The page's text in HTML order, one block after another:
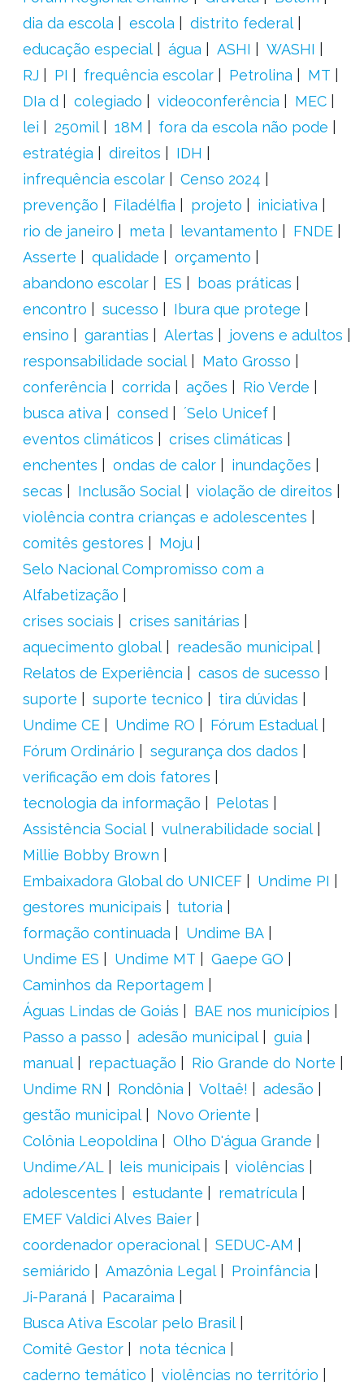
dia da escola
escola
distrito federal
educação especial
água ASHI
WASHI
RJ
PI frequência escolar Petrolina
MT
DIa d
colegiado videoconferência
MEC
lei
250mil 18M
fora da escola não pode
estratégia
direitos
IDH
infrequência escolar
Censo 2024
prevenção
Filadélfia projeto
iniciativa
rio de janeiro
meta levantamento
FNDE
Asserte
qualidade
orçamento
abandono escolar
ES
boas práticas
encontro
sucesso
Ibura que protege
ensino
garantias Alertas
jovens e adultos
responsabilidade social
Mato Grosso
conferência
corrida ações
Rio Verde
busca ativa
consed
´Selo Unicef
eventos climáticos
crises climáticas
enchentes
ondas de calor
inundações
secas
Inclusão Social
violação de direitos
violência contra crianças e adolescentes
comitês gestores
Moju
Selo Nacional Compromisso com a
Alfabetização
crises sociais
crises sanitárias
aquecimento global
readesão municipal
Relatos de Experiência
casos de sucesso
suporte
suporte tecnico
tira dúvidas
Undime CE
Undime RO
Fórum Estadual
Fórum Ordinário
segurança dos dados
verificação em dois fatores
tecnologia da informação
Pelotas
Assistência Social
vulnerabilidade social
Millie Bobby Brown
Embaixadora Global do UNICEF
Undime PI
gestores municipais
tutoria
formação continuada
Undime BA
Undime ES
Undime MT
Gaepe GO
Caminhos da Reportagem
Águas Lindas de Goiás
BAE nos municípios
Passo a passo
adesão municipal
guia
manual
repactuação
Rio Grande do Norte
Undime RN
Rondônia Voltaê!
adesão
gestão municipal
Novo Oriente
Colônia Leopoldina
Olho D'água Grande
Undime/AL
leis municipais
violências
adolescentes
estudante
rematrícula
EMEF Valdici Alves Baier
coordenador operacional
SEDUC-AM
semiárido
Amazônia Legal
Proinfância
Ji-Paraná
Pacaraima
Busca Ativa Escolar pelo Brasil
Comitê Gestor
nota técnica
caderno temático
violências no território